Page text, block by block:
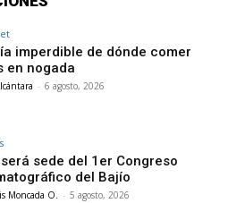
imperdible de dónde comer
en nogada
- 6 agosto, 2026
sede del 1er Congreso
del Bajío
Moncada O. - 5 agosto, 2026